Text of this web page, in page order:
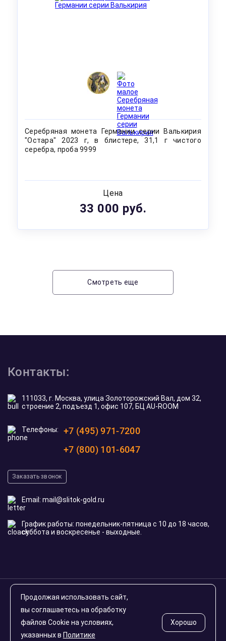
Серебряная монета Германии серии Валькирия
"Остара" 2023 г, в блистере, 31,1 г чистого
серебра, проба 9999
Цена
33 000 руб.
Смотреть еще
Контакты:
111033, г. Москва, улица Золоторожский Вал, дом 32,
строение 2, подъезд 1, офис 107, БЦ AU-ROOM
Телефоны:
+7 (495) 971-7200
+7 (800) 101-6047
Заказать звонок
Email: mail@slitok-gold.ru
График работы: понедельник-пятница с 10 до 18 часов,
суббота и воскресенье - выходные.
Инвестиционные монеты России
Карта сайта
Продолжая использовать сайт,
вы соглашаетесь на обработку
файлов Cookie на условиях,
указанных в Политике
Хорошо